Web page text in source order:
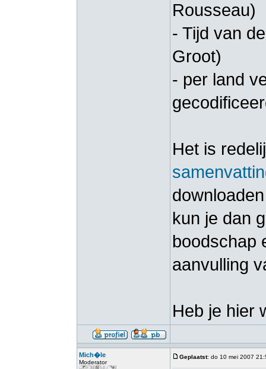
Rousseau)
- Tijd van
Groot)
- per land
Het is
kun je dan
boodschap
aanvulling
Heb je hier
Mich�le
Moderator
Geplaatst: do 10 mei 2007